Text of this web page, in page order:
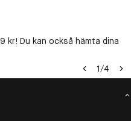
kr! Du kan också hämta dina
1/4